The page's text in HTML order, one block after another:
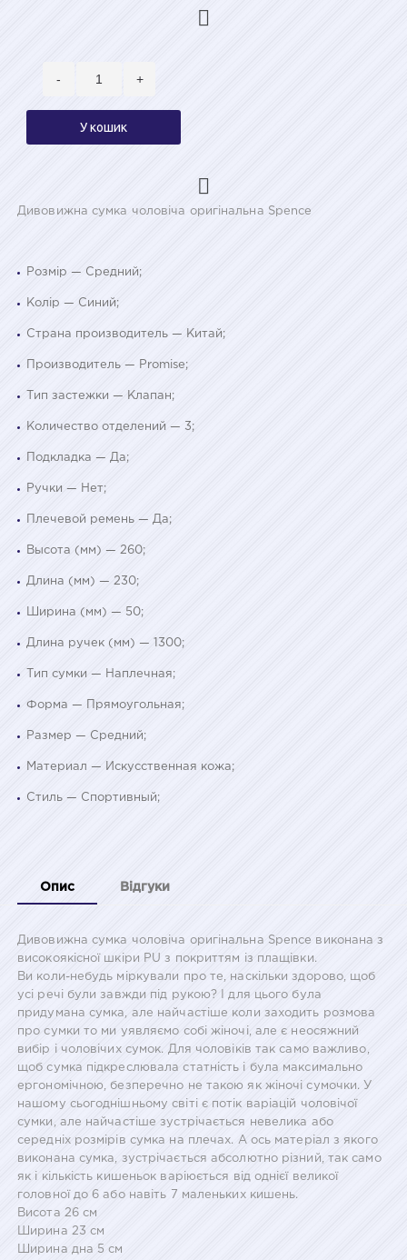
- +
У кошик
Дивовижна сумка чоловіча оригінальна Spence
Розмір — Средний;
Колір — Синий;
Страна производитель — Китай;
Производитель — Promise;
Тип застежки — Клапан;
Количество отделений — 3;
Подкладка — Да;
Ручки — Нет;
Плечевой ремень — Да;
Высота (мм) — 260;
Длина (мм) — 230;
Ширина (мм) — 50;
Длина ручек (мм) — 1300;
Тип сумки — Наплечная;
Форма — Прямоугольная;
Размер — Средний;
Материал — Искусственная кожа;
Стиль — Спортивный;
Опис Відгуки
Дивовижна сумка чоловіча оригінальна Spence виконана з
високоякісної шкіри PU з покриттям із плащівки.
Ви коли-небудь міркували про те, наскільки здорово, щоб
усі речі були завжди під рукою? І для цього була
придумана сумка, але найчастіше коли заходить розмова
про сумки то ми уявляємо собі жіночі, але є неосяжний
вибір і чоловічих сумок. Для чоловіків так само важливо,
щоб сумка підкреслювала статність і була максимально
ергономічною, безперечно не такою як жіночі сумочки. У
нашому сьогоднішньому світі є потік варіацій чоловічої
сумки, але найчастіше зустрічається невелика або
середніх розмірів сумка на плечах. А ось матеріал з якого
виконана сумка, зустрічається абсолютно різний, так само
як і кількість кишеньок варіюється від однієї великої
головної до 6 або навіть 7 маленьких кишень.
Висота 26 см
Ширина 23 см
Ширина дна 5 см